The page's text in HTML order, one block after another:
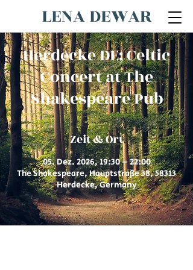
LENA DEWAR
Herdecke DE; Celtic
Concert at The
Shakespeare Pub
Zeit & Ort
05. Dez. 2026, 19:30 – 22:00
The Shakespeare, Hauptstraße 38, 58313
Herdecke, Germany